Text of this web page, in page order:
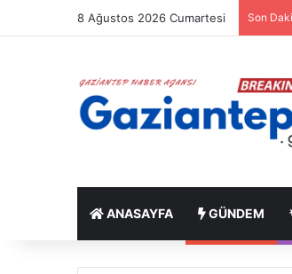
8 Ağustos 2026 Cumartesi Son
ANASAYFA GÜNDEM